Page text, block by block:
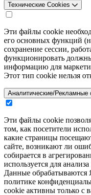
Технические Cookies
Эти файлы cookie
его основных функций
сохранение сессии,
функционировать
информацию для
Этот тип cookie нельзя
Аналитические/Рекламные
Эти файлы cookie
том, как посетители
какие страницы
сайте, возникают ли
собирается в
используется для
Данные обрабатываются
политике
cookie активны только с